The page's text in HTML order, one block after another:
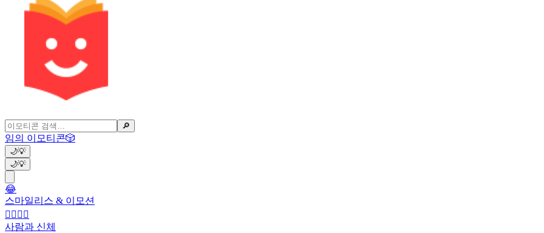
🔎
임의 이모티콘🎲
🌙💡
🌙💡
😂
스마일리스 & 이모션
👩‍❤️‍💋‍👨
사람과 신체